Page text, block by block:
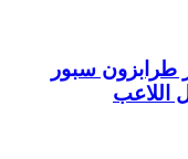
طرابزون سبور
اللاعب